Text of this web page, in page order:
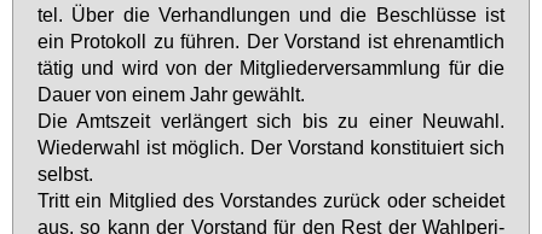
tel. Über die Ver­hand­lun­gen und die Be­schlüs­se ist
ein Pro­to­koll zu füh­ren. Der Vor­stand ist eh­ren­amt­lich
tä­tig und wird von der Mit­glie­der­ver­samm­lung für die
Dau­er von ei­nem Jahr ge­wählt.
Die Amts­zeit ver­län­gert sich bis zu ei­ner Neu­wahl.
Wie­der­wahl ist mög­lich. Der Vor­stand kon­sti­tu­iert sich
selbst.
Tritt ein Mit­glied des Vor­stan­des zu­rück oder schei­det
aus, so kann der Vor­stand für den Rest der Wahl­pe­ri­